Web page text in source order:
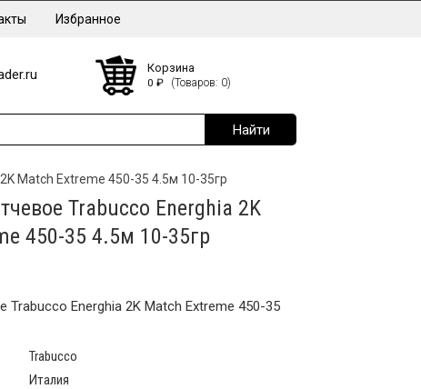
Избранное
Корзина
0 ₽ (Товаров: 0)
Match Extreme 450-35 4.5м 10-35гр
Trabucco Energhia 2K
450-35 4.5м 10-35гр
Trabucco Energhia 2K Match Extreme 450-35
Trabucco
Италия